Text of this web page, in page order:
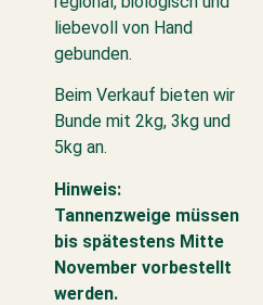
liebevoll von Hand
gebunden.
Beim Verkauf bieten wir
Bunde mit 2kg, 3kg und
5kg an.
Hinweis:
Tannenzweige müssen
bis spätestens Mitte
November vorbestellt
werden.